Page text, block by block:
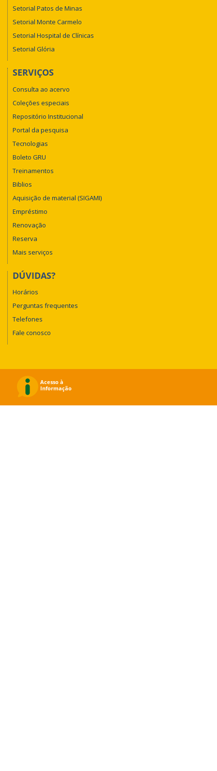
Setorial Patos de Minas
Setorial Monte Carmelo
Setorial Hospital de Clínicas
Setorial Glória
SERVIÇOS
Consulta ao acervo
Coleções especiais
Repositório Institucional
Portal da pesquisa
Tecnologias
Boleto GRU
Treinamentos
Biblios
Aquisição de material (SIGAMI)
Empréstimo
Renovação
Reserva
Mais serviços
DÚVIDAS?
Horários
Perguntas frequentes
Telefones
Fale conosco